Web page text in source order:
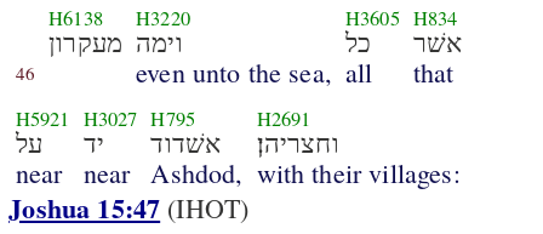
46
H6138
מעקרון
H3220
וימה
even unto the sea,
H3605
כל
all
H834
אשׁר
that
H5921
על
near
H3027
יד
near
H795
אשׁדוד
Ashdod,
H2691
וחצריהן׃
with their villages:
Joshua 15:47 (IHOT)